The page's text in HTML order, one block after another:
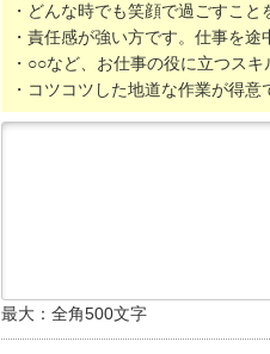
・どんな時でも笑顔で過ごすこ
・責任感が強い方です。仕事を
・○○など、お仕事の役に立つス
・コツコツした地道な作業が得意
最大：全角500文字